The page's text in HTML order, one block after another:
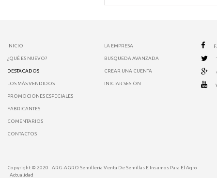
INICIO
¿QUÉ ES NUEVO?
DESTACADOS
LOS MÁS VENDIDOS
PROMOCIONES ESPECIALES
FABRICANTES
COMENTARIOS
CONTACTOS
LA EMPRESA
BUSQUEDA AVANZADA
CREAR UNA CUENTA
INICIAR SESIÓN
Copyright © 2020
ARG-AGRO Semilleria Venta De Semillas E Insumos Para El Agro
Actualidad